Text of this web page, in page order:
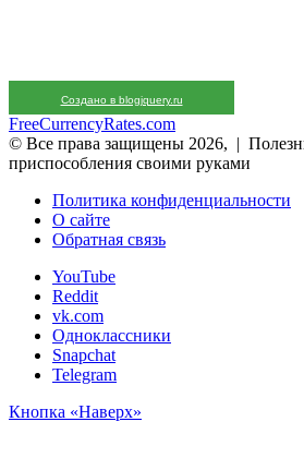
Создано в blogjquery.ru
FreeCurrencyRates.com
© Все права защищены 2026, |
приспособления своими руками
Политика конфиденциальности
О сайте
Обратная связь
YouTube
Reddit
vk.com
Одноклассники
Snapchat
Telegram
Кнопка «Наверх»